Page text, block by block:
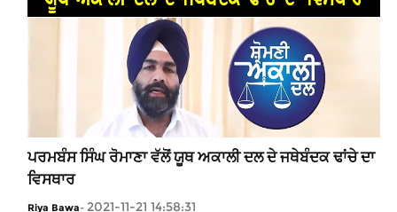
ਪਰਮਬੰਸ ਸਿੰਘ ਰੋਮਾਣਾ ਵੱਲੋਂ ਯੂਥ ਅਕਾਲੀ ਦਲ ਦੇ ਜਥੇਬੰਦਕ ਢਾਂਚੇ ਦਾ
ਵਿਸਥਾਰ
Riya Bawa- 2021-11-21 14:58:31